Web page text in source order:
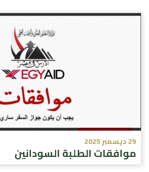
موافقات الطلبة السودانين
29 ديسمبر 2025